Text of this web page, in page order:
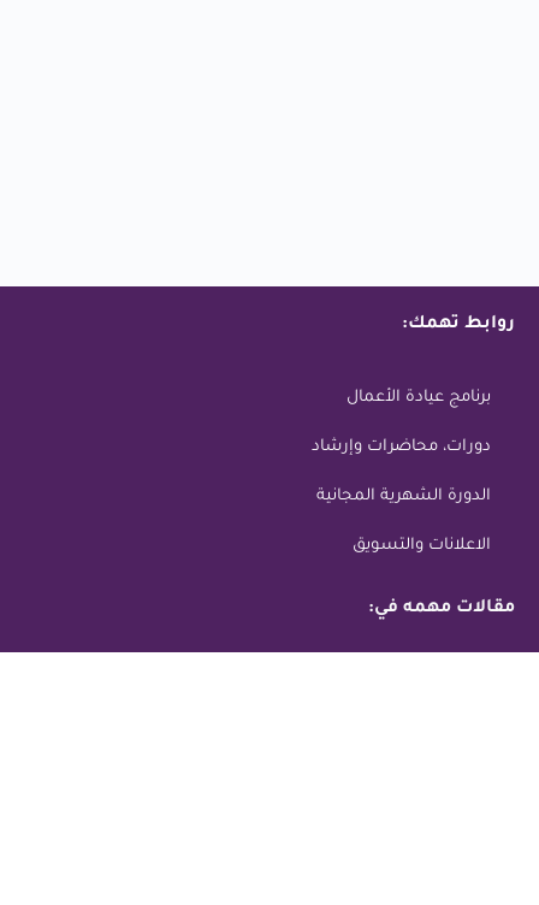
روابط تهمك:
برنامج عيادة الأعمال
دورات، محاضرات وإرشاد
الدورة الشهرية المجانية
الاعلانات والتسويق
مقالات مهمه في: